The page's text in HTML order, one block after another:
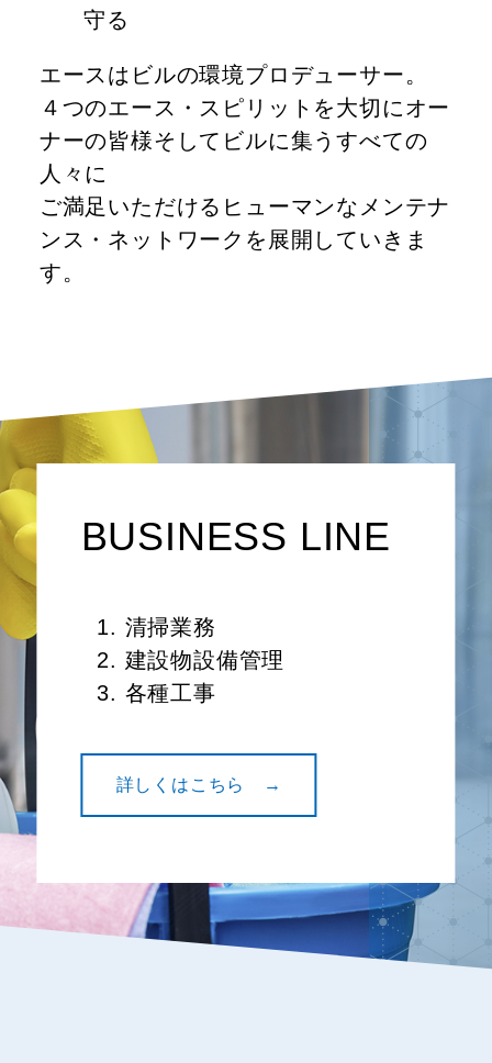
守る
エースはビルの環境プロデューサー。
４つのエース・スピリットを大切にオー
ナーの皆様そしてビルに集うすべての
人々に
ご満足いただけるヒューマンなメンテナ
ンス・ネットワークを展開していきま
す。
BUSINESS LINE
清掃業務
建設物設備管理
各種工事
詳しくはこちら →